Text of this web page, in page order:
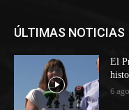
ÚLTIMAS NOTICIAS
El
6